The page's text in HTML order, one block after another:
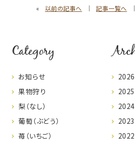
« 以前の記事へ ｜ 記事一覧へ ｜
Category
お知らせ
果物狩り
梨（なし）
葡萄（ぶどう）
苺（いちご）
2026
2025
2024
2023
2022